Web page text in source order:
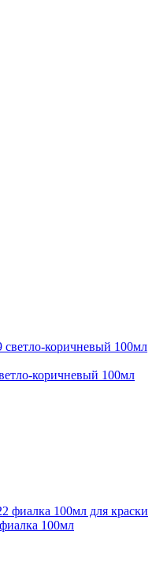
коричневый 100мл
100мл